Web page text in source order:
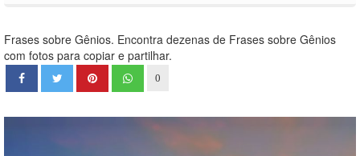
Frases sobre Gênios. Encontra dezenas de Frases sobre Gênios
com fotos para copiar e partilhar.
0